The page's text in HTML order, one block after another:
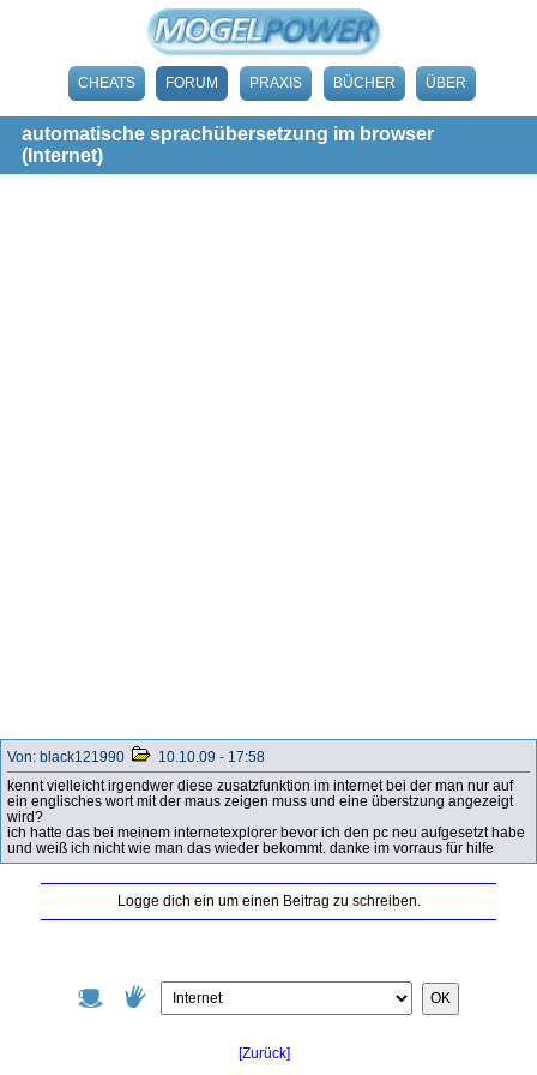
CHEATS FORUM PRAXIS BÜCHER ÜBER
automatische sprachübersetzung im browser
(Internet)
OK
[Zurück]
Von: black121990
10.10.09 - 17:58
kennt vielleicht irgendwer diese zusatzfunktion im internet bei der man nur auf
ein englisches wort mit der maus zeigen muss und eine überstzung angezeigt
wird?
ich hatte das bei meinem internetexplorer bevor ich den pc neu aufgesetzt habe
und weiß ich nicht wie man das wieder bekommt. danke im vorraus für hilfe
Logge dich ein um einen Beitrag zu schreiben.